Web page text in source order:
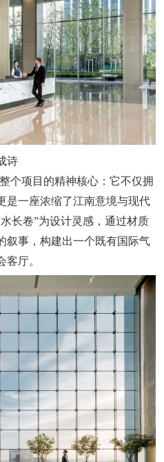
诗
个项目的精神核心：它不仅拥
是一座浓缩了江南意境与现代
长卷”为设计灵感，通过材质
叙事，构建出一个既有国际气
厅。